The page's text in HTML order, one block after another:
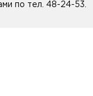
по тел. 48-24-53.